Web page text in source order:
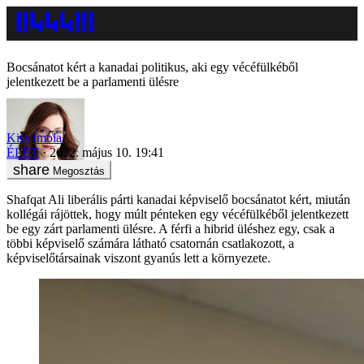
Bocsánatot kért a kanadai politikus, aki egy vécéfülkéből
jelentkezett be a parlamenti ülésre
Kiss Imola
ÉLET
2022. május 10. 19:41
Megosztás
Shafqat Ali liberális párti kanadai képviselő bocsánatot kért, miután
kollégái rájöttek, hogy múlt pénteken egy vécéfülkéből jelentkezett
be egy zárt parlamenti ülésre. A férfi a hibrid üléshez egy, csak a
többi képviselő számára látható csatornán csatlakozott, a
képviselőtársainak viszont gyanús lett a környezete.